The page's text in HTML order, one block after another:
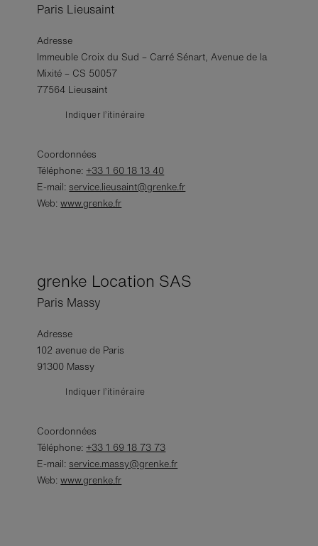
Paris Lieusaint
Adresse
Immeuble Croix du Sud – Carré Sénart, Avenue de la
Mixité – CS 50057
77564 Lieusaint
Indiquer l’itinéraire
Coordonnées
Téléphone:+33 1 60 18 13 40
E-mail: service.lieusaint@grenke.fr
Web:www.grenke.fr
grenke Location SAS
Paris Massy
Adresse
102 avenue de Paris
91300 Massy
Indiquer l’itinéraire
Coordonnées
Téléphone:+33 1 69 18 73 73
E-mail: service.massy@grenke.fr
Web:www.grenke.fr